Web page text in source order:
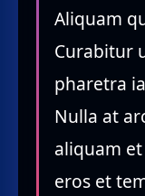
Aliquam
Curabitur
pharetra
Nulla at
aliquam
eros et